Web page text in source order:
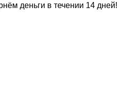
деньги в течении 14 дней!